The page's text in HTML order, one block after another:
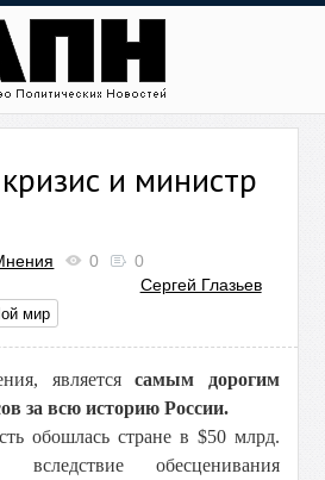
и министр
0
0
Сергей Глазьев
мир
являетсясамым дорогим
за всю историю России.
обошлась стране в $50 млрд.
обесценивания